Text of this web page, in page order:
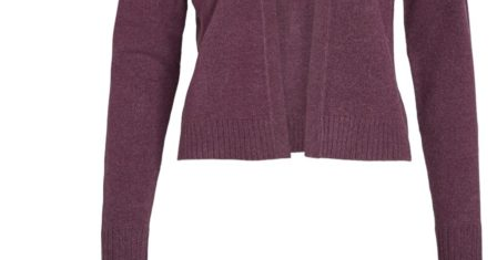
Solmiot, rusetit ja taskuliinat
Miesten päähineet, huivit ja käsineet
Miesten yöasut ja alusvaatteet
Miesten alusvaatteet
Miesten sukat
Miesten yöasut
Miesten aamutakit ja kylpytakit
Miesten takit
Miesten nahkatakit
Miesten kevät-ja syystakit
Miesten villakangastakit
Miesten talvitakit